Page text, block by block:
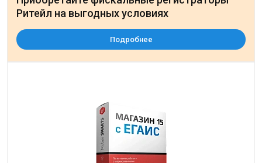
Ритейл на выгодных условиях
Подробнее